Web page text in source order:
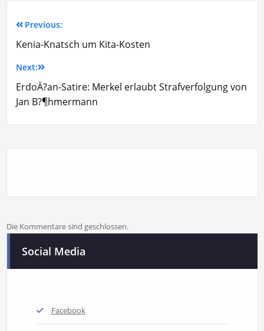
Previous:
Kenia-Knatsch um Kita-Kosten
Next:
ErdoÄ?an-Satire: Merkel erlaubt Strafverfolgung von
Jan B?¶hmermann
Die Kommentare sind geschlossen.
Social Media
Facebook